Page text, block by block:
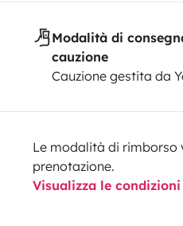
Modalità di
cauzione
Cauzione gestita da
Le modalità di rimborso
prenotazione.
Visualizza le condizioni